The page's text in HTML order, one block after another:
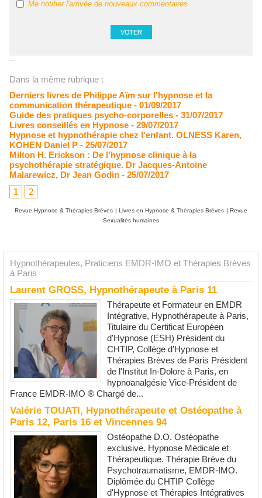
Hypnothérapeutes, Praticiens EMDR-IMO et Thérapies Brèves
à Paris
Laurent GROSS, Hypnothérapeute à Paris 11
Thérapeute et Formateur en EMDR
Intégrative, Hypnothérapeute à Paris,
Titulaire du Certificat Européen
d'Hypnose (ESH) Président du
CHTIP, Collège d'Hypnose et
Thérapies Brèves de Paris Président
de l'Institut In-Dolore à Paris, en
hypnoanalgésie Vice-Président de
France EMDR-IMO ® Chargé de...
Valérie TOUATI, Hypnothérapeute et Ostéopathe à
Paris 12, Paris 16 et Vincennes 94
Ostéopathe D.O. Ostéopathe
exclusive. Hypnose Médicale et
Thérapeutique. Thérapie Brève du
Psychotraumatisme, EMDR-IMO.
Diplômée du CHTIP Collège
d'Hypnose et Thérapies Intégratives
Me notifier l'arrivée de nouveaux commentaires
Dans la même rubrique :
Derniers livres de Philippe Aïm sur l'hypnose et la
communication thérapeutique - 01/09/2017
Guide des pratiques psycho-corporelles - 31/07/2017
Livres conseillés en Hypnose - 29/07/2017
Hypnose et hypnothérapie chez l'enfant. OLNESS Karen,
KOHEN Daniel P - 25/07/2017
Milton H. Erickson : De l'hypnose clinique à la
psychothérapie stratégique. Dr Jacques-Antoine
Malarewicz, Dr Jean Godin - 25/07/2017
1
2
Revue Hypnose & Thérapies Brèves | Livres en Hypnose & Thérapies Brèves | Revue
Sexualités humaines